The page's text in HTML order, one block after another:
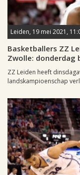
Leiden, 19 mei 2021,
Basketballers ZZ
Zwolle: donderdag
ZZ Leiden heeft
landskampioenschap